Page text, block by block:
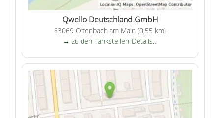
Qwello Deutschland GmbH
63069 Offenbach am Main (0,55 km)
→ zu den Tankstellen-Details…